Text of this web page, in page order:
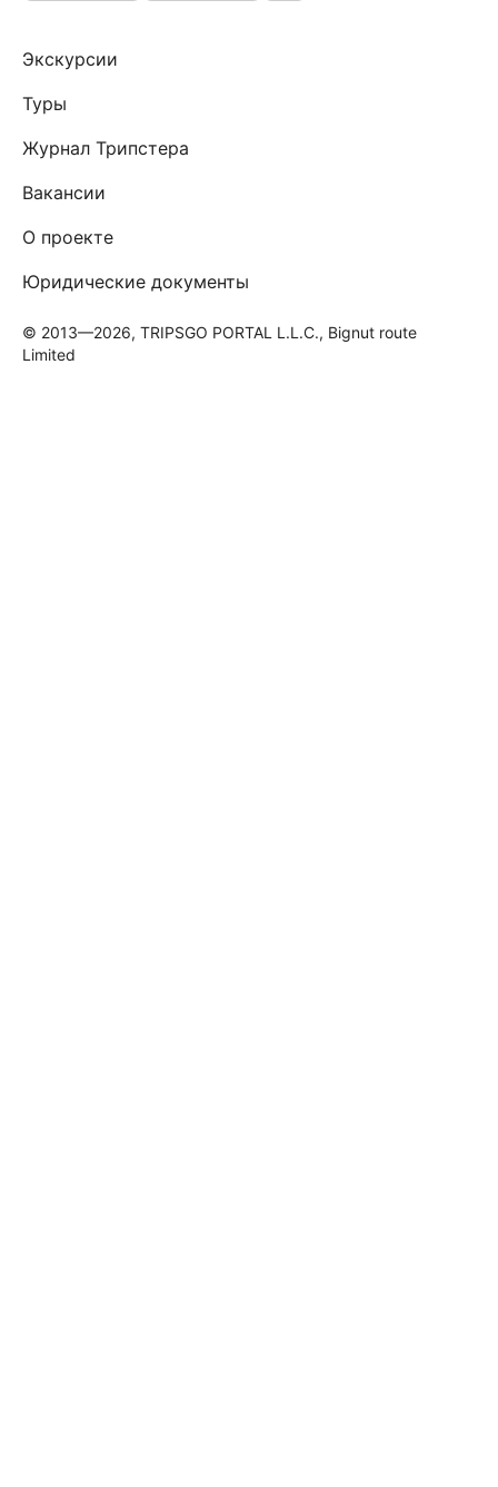
Экскурсии
Туры
Журнал Трипстера
Вакансии
О проекте
Юридические документы
© 2013—2026, TRIPSGO PORTAL L.L.C., Bignut route
Limited